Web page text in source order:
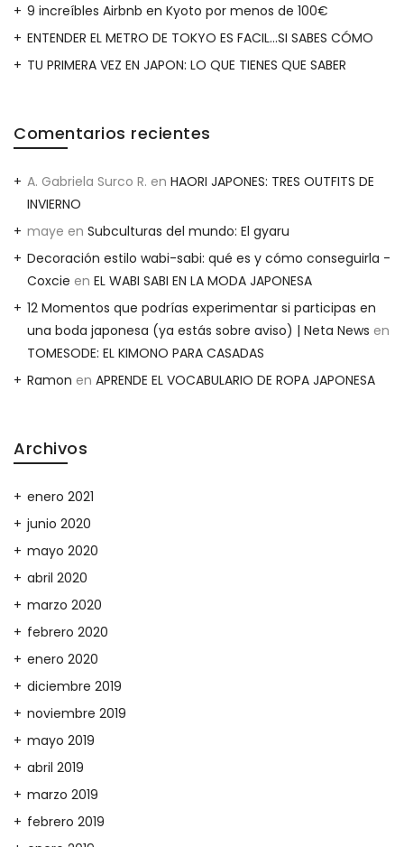
9 increíbles Airbnb en Kyoto por menos de 100€
ENTENDER EL METRO DE TOKYO ES FACIL…SI SABES CÓMO
TU PRIMERA VEZ EN JAPON: LO QUE TIENES QUE SABER
Comentarios recientes
A. Gabriela Surco R. en HAORI JAPONES: TRES OUTFITS DE
INVIERNO
maye en Subculturas del mundo: El gyaru
Decoración estilo wabi-sabi: qué es y cómo conseguirla -
Coxcie en EL WABI SABI EN LA MODA JAPONESA
12 Momentos que podrías experimentar si participas en
una boda japonesa (ya estás sobre aviso) | Neta News en
TOMESODE: EL KIMONO PARA CASADAS
Ramon en APRENDE EL VOCABULARIO DE ROPA JAPONESA
Archivos
enero 2021
junio 2020
mayo 2020
abril 2020
marzo 2020
febrero 2020
enero 2020
diciembre 2019
noviembre 2019
mayo 2019
abril 2019
marzo 2019
febrero 2019